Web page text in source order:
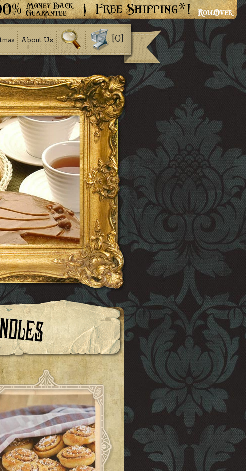
About Us [0]